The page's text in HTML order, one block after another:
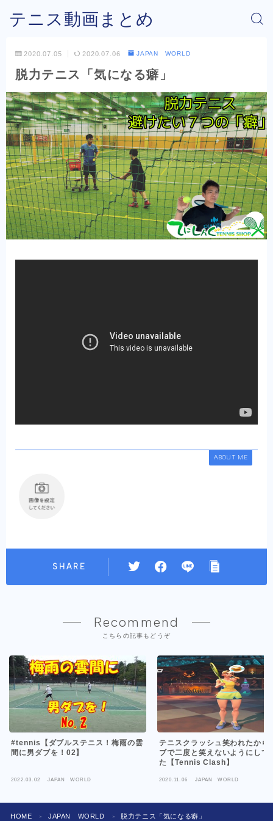
テニス動画まとめ
2020.07.05 2020.07.06 JAPAN WORLD
脱力テニス「気になる癖」
ABOUT ME
SHARE
Recommend
こちらの記事もどうぞ
#tennis【ダブルステニス！梅雨の雲
間に男ダブを！02】
2022.03.02 JAPAN WORLD
テニスクラッシュ笑われたから
ブで二度と笑えないようにして
た【Tennis Clash】
2020.11.06 JAPAN WORLD
HOME ＞ JAPAN WORLD ＞ 脱力テニス「気になる癖」